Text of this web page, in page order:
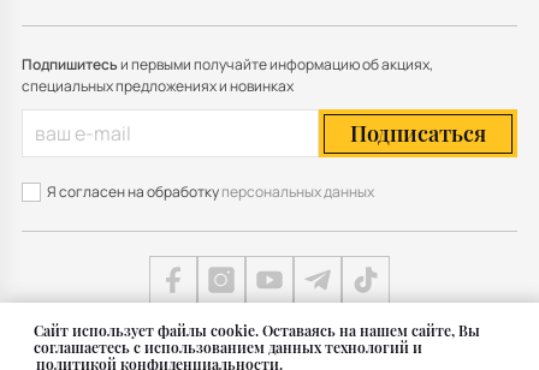
Cайт использует файлы cookie. Оставаясь на нашем сайте, Вы
соглашаетесь с использованием данных технологий и
политикой конфиденциальности.
Подпишитесьи первыми получайте информацию об акциях,
специальных предложениях и новинках
Подписаться
Я согласен на обработкуперсональных данных
Карта сайта